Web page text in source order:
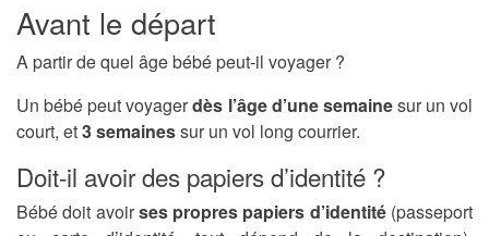
Avant le départ
A partir de quel âge bébé peut-il voyager ?
Un bébé peut voyagerdès l’âge d’une semainesur un vol
court, et3 semainessur un vol long courrier.
Doit-il avoir des papiers d’identité ?
Bébé doit avoirses propres papiers d’identité(passeport